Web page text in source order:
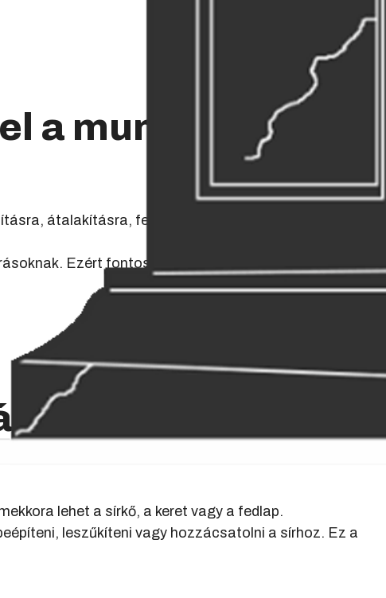
a munka!
átalakításra, felújításra és sok esetben még a
Ezért fontos, hogy már a tervezésnél
szerint:
lehet a sírkő, a keret vagy a fedlap.
leszűkíteni vagy hozzácsatolni a sírhoz. Ez a